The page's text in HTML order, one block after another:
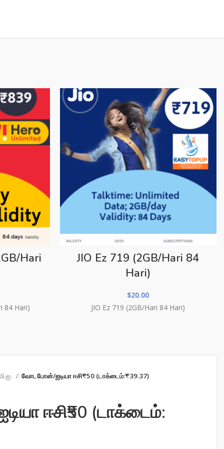
Hari
84 Hari)
JIO Ez 719 (2GB/Hari 84
Hari)
$20.00
JIO Ez 719 (2GB/Hari 84 Hari)
வோடபோன்/ஐடியா ஈசி₹50 (டாக்டைம்:₹39.37)
ஈசி₹50 (டாக்டைம்: